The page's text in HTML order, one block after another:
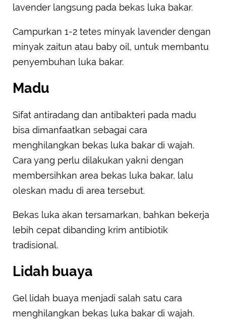
lavender langsung pada bekas luka bakar.
Campurkan 1-2 tetes minyak lavender dengan
minyak zaitun atau baby oil, untuk membantu
penyembuhan luka bakar.
Madu
Sifat antiradang dan antibakteri pada madu
bisa dimanfaatkan sebagai cara
menghilangkan bekas luka bakar di wajah.
Cara yang perlu dilakukan yakni dengan
membersihkan area bekas luka bakar, lalu
oleskan madu di area tersebut.
Bekas luka akan tersamarkan, bahkan bekerja
lebih cepat dibanding krim antibiotik
tradisional.
Lidah buaya
Gel lidah buaya menjadi salah satu cara
menghilangkan bekas luka bakar di wajah.